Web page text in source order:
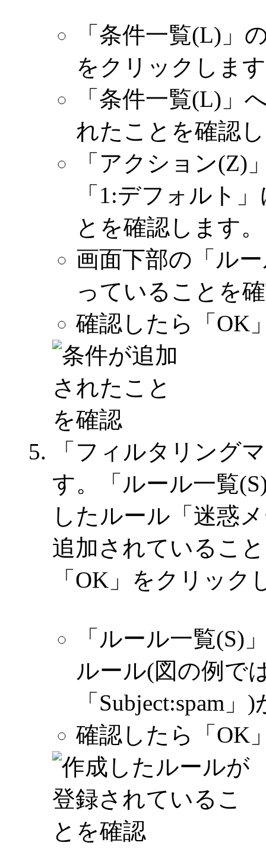
「条件一覧(L)」
をクリックしま
「条件一覧(L)」
れたことを確認
「アクション(Z)
「1:デフォルト
とを確認します。
画面下部の「ル
っていることを
確認したら「OK
「フィルタリング
す。「ルール一覧
したルール「迷惑
追加されているこ
「OK」をクリック
「ルール一覧(S)
ルール(図の例で
「Subject:spam
確認したら「OK